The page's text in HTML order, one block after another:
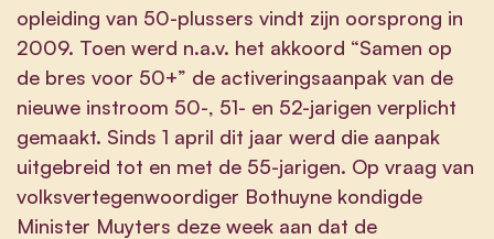
opleiding van 50-plussers vindt zijn oorsprong in
2009. Toen werd n.a.v. het akkoord “Samen op
de bres voor 50+” de activeringsaanpak van de
nieuwe instroom 50-, 51- en 52-jarigen verplicht
gemaakt. Sinds 1 april dit jaar werd die aanpak
uitgebreid tot en met de 55-jarigen. Op vraag van
volksvertegenwoordiger Bothuyne kondigde
Minister Muyters deze week aan dat de